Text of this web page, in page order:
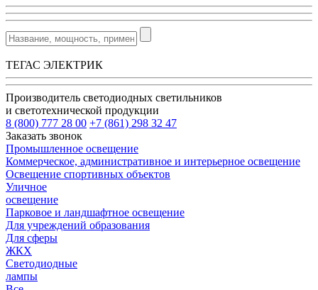
ТЕГАС ЭЛЕКТРИК
Производитель светодиодных светильников
и светотехнической продукции
8 (800) 777 28 00 +7 (861) 298 32 47
Заказать звонок
Промышленное освещение
Коммерческое, административное и интерьерное освещение
Освещение спортивных объектов
Уличное
освещение
Парковое и ландшафтное освещение
Для учреждений образования
Для сферы
ЖКХ
Светодиодные
лампы